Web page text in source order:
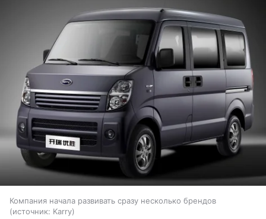
Компания начала развивать сразу несколько брендов
источник: Karry